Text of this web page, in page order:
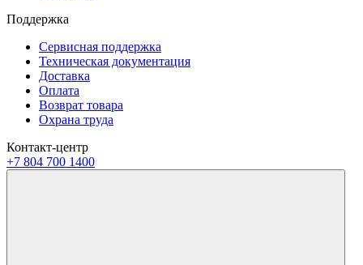
Поддержка
Сервисная поддержка
Техническая документация
Доставка
Оплата
Возврат товара
Охрана труда
Контакт-центр
+7 804 700 1400